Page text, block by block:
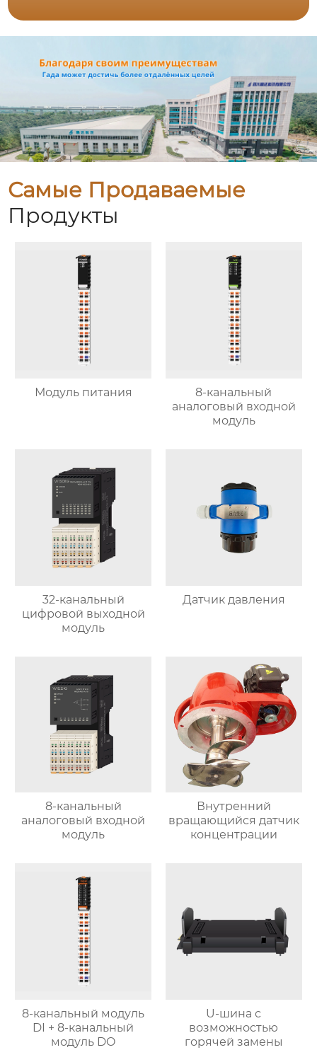
Самые Продаваемые
Продукты
Модуль питания
8-канальный
аналоговый входной
модуль
32-канальный
цифровой выходной
модуль
Датчик давления
8-канальный
аналоговый входной
модуль
Внутренний
вращающийся датчик
концентрации
8-канальный модуль
DI + 8-канальный
модуль DO
U-шина с
возможностью
горячей замены